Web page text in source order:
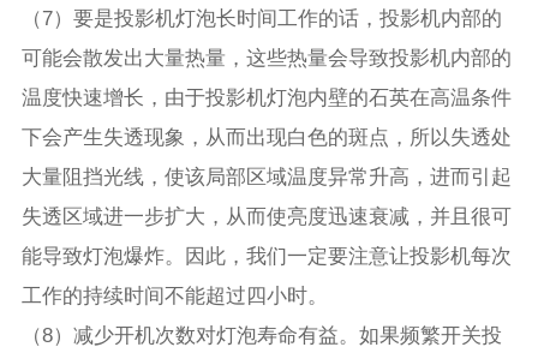
（7）要是投影机灯泡长时间工作的话，投影机内部的
可能会散发出大量热量，这些热量会导致投影机内部的
温度快速增长，由于投影机灯泡内壁的石英在高温条件
下会产生失透现象，从而出现白色的斑点，所以失透处
大量阻挡光线，使该局部区域温度异常升高，进而引起
失透区域进一步扩大，从而使亮度迅速衰减，并且很可
能导致灯泡爆炸。因此，我们一定要注意让投影机每次
工作的持续时间不能超过四小时。
（8）减少开机次数对灯泡寿命有益。如果频繁开关投